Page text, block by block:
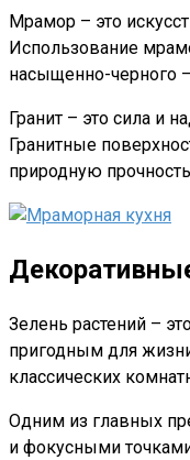
Мрамор – это
Использование
насыщенно-черного
Гранит – это сила и
Гранитные
природную
Зелень растений –
пригодным для
классических
Одним из главных
и фокусными